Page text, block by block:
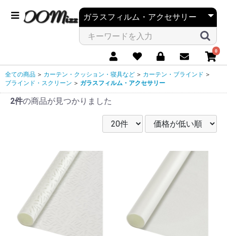
0
全ての商品 ＞ カーテン・クッション・寝具など ＞ カーテン・ブラインド ＞
ブラインド・スクリーン ＞ ガラスフィルム・アクセサリー
2件の商品が見つかりました